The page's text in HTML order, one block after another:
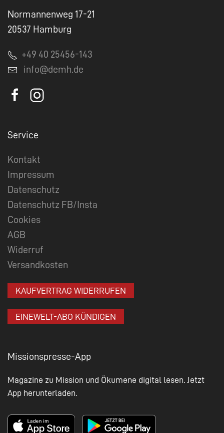
Normannenweg 17-21
20537 Hamburg
+49 40 25456-143
info@demh.de
Service
Kontakt
Impressum
Datenschutz
Datenschutz FB/Insta
Cookies
AGB
Widerruf
Versandkosten
KAUFVERTRAG WIDERRUFEN
EINEWELT-ABO KÜNDIGEN
Missionspresse-App
Magazine zu Mission und Ökumene digital lesen. Jetzt
App herunterladen.